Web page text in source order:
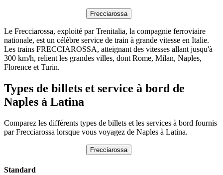
Frecciarossa
Le Frecciarossa, exploité par Trenitalia, la compagnie ferroviaire
nationale, est un célèbre service de train à grande vitesse en Italie.
Les trains FRECCIAROSSA, atteignant des vitesses allant jusqu'à
300 km/h, relient les grandes villes, dont Rome, Milan, Naples,
Florence et Turin.
Types de billets et service à bord de
Naples à Latina
Comparez les différents types de billets et les services à bord fournis
par Frecciarossa lorsque vous voyagez de Naples à Latina.
Frecciarossa
Standard